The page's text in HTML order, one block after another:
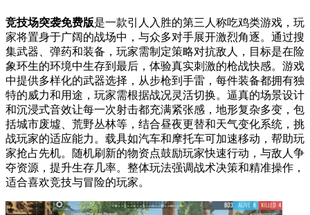
竞技场突袭免费版是一款引人入胜的第三人称吃鸡类游戏，玩
家将置身于广阔的战场中，与众多对手展开激烈角逐。通过搜
集武器、弹药和装备，玩家需制定策略对抗敌人，目标是在险
象环生的环境中生存到最后，体验真实刺激的枪战快感。游戏
中提供多样化的武器选择，从步枪到手雷，每件装备都拥有独
特的威力和用途，玩家需根据战况灵活切换。逼真的场景设计
和沉浸式音效让每一次射击都充满紧张感，地形复杂多变，包
括城市废墟、荒野丛林等，结合昼夜更替和天气变化系统，挑
战玩家的适应能力。载具如汽车和摩托车可加速移动，帮助玩
家抢占先机。随机刷新的物资点鼓励玩家快速行动，与敌人争
夺资源，提升生存几率。整体玩法强调战术决策和精准操作，
适合喜欢竞技与冒险的玩家。